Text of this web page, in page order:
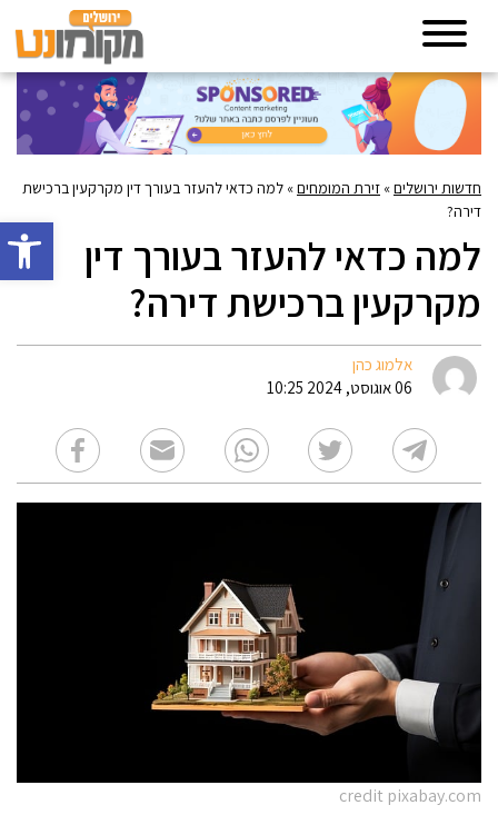
פתח
חדשות ירושלים» זירת המומחים» למה כדאי להעזר בעורך דין מקרקעין ברכישת
דירה?
למה כדאי להעזר בעורך דין
מקרקעין ברכישת דירה?
אלמוג כהן
06 אוגוסט, 2024 10:25
credit pixabay.com